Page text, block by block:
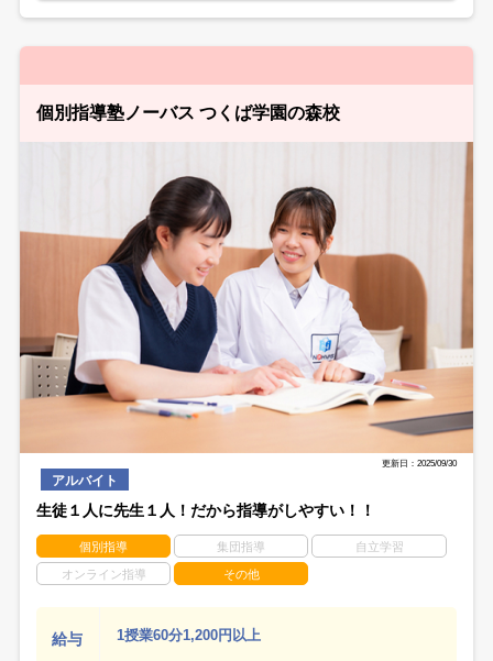
個別指導塾ノーバス つくば学園の森校
更新日：2025/09/30
アルバイト
生徒１人に先生１人！だから指導がしやすい！！
個別指導 集団指導 自立学習
オンライン指導 その他
給与 1授業60分1,200円以上